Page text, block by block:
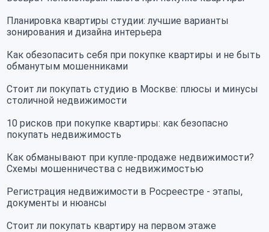
Планировка квартиры студии: лучшие варианты
зонирования и дизайна интерьера
Как обезопасить себя при покупке квартиры и не быть
обманутым мошенниками
Стоит ли покупать студию в Москве: плюсы и минусы
столичной недвижимости
10 рисков при покупке квартиры: как безопасно
покупать недвижимость
Как обманывают при купле-продаже недвижимости?
Схемы мошенничества с недвижимостью
Регистрация недвижимости в Росреестре - этапы,
документы и нюансы
Стоит ли покупать квартиру на первом этаже